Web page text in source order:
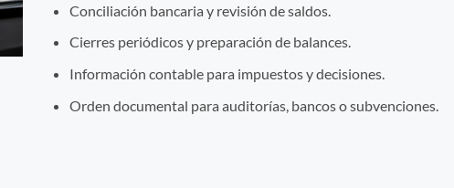
Conciliación bancaria y revisión de saldos.
Cierres periódicos y preparación de balances.
Información contable para impuestos y decisiones.
Orden documental para auditorías, bancos o subvenciones.